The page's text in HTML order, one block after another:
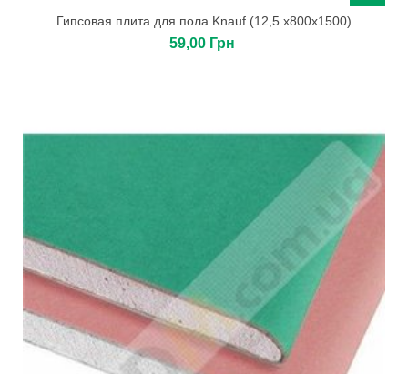
Гипсовая плита для пола Knauf (12,5 х800х1500)
59,00 Грн